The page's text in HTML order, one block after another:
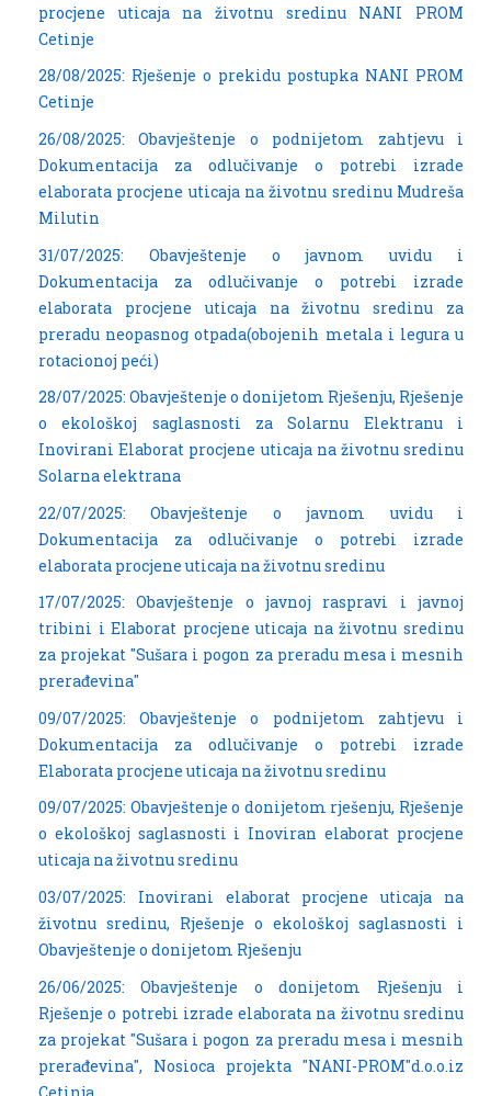
procjene uticaja na životnu sredinu NANI PROM
Cetinje
28/08/2025: Rješenje o prekidu postupka NANI PROM
Cetinje
26/08/2025: Obavještenje o podnijetom zahtjevu i
Dokumentacija za odlučivanje o potrebi izrade
elaborata procjene uticaja na životnu sredinu Mudreša
Milutin
31/07/2025: Obavještenje o javnom uvidu i
Dokumentacija za odlučivanje o potrebi izrade
elaborata procjene uticaja na životnu sredinu za
preradu neopasnog otpada(obojenih metala i legura u
rotacionoj peći)
28/07/2025: Obavještenje o donijetom Rješenju, Rješenje
o ekološkoj saglasnosti za Solarnu Elektranu i
Inovirani Elaborat procjene uticaja na životnu sredinu
Solarna elektrana
22/07/2025: Obavještenje o javnom uvidu i
Dokumentacija za odlučivanje o potrebi izrade
elaborata procjene uticaja na životnu sredinu
17/07/2025: Obavještenje o javnoj raspravi i javnoj
tribini i Elaborat procjene uticaja na životnu sredinu
za projekat "Sušara i pogon za preradu mesa i mesnih
prerađevina"
09/07/2025: Obavještenje o podnijetom zahtjevu i
Dokumentacija za odlučivanje o potrebi izrade
Elaborata procjene uticaja na životnu sredinu
09/07/2025: Obavještenje o donijetom rješenju, Rješenje
o ekološkoj saglasnosti i Inoviran elaborat procjene
uticaja na životnu sredinu
03/07/2025: Inovirani elaborat procjene uticaja na
životnu sredinu, Rješenje o ekološkoj saglasnosti i
Obavještenje o donijetom Rješenju
26/06/2025: Obavještenje o donijetom Rješenju i
Rješenje o potrebi izrade elaborata na životnu sredinu
za projekat "Sušara i pogon za preradu mesa i mesnih
prerađevina", Nosioca projekta "NANI-PROM"d.o.o.iz
Cetinja